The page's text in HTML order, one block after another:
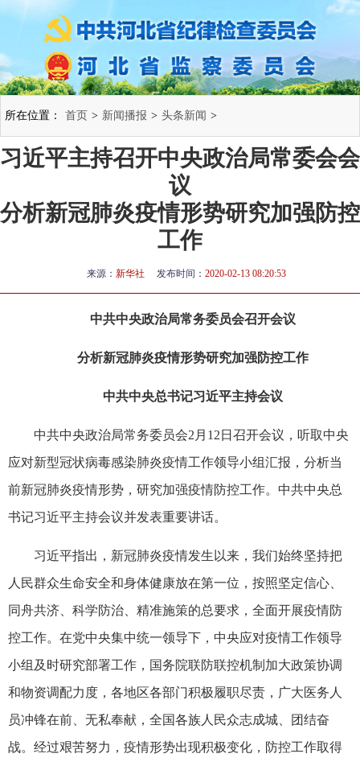
所在位置： 首页 > 新闻播报 > 头条新闻 >
习近平主持召开中央政治局常委会会
议
分析新冠肺炎疫情形势研究加强防控
工作
来源： 新华社 发布时间： 2020-02-13 08:20:53
中共中央政治局常务委员会召开会议
分析新冠肺炎疫情形势研究加强防控工作
中共中央总书记习近平主持会议
中共中央政治局常务委员会2月12日召开会议，听取中央
应对新型冠状病毒感染肺炎疫情工作领导小组汇报，分析当
前新冠肺炎疫情形势，研究加强疫情防控工作。中共中央总
书记习近平主持会议并发表重要讲话。
习近平指出，新冠肺炎疫情发生以来，我们始终坚持把
人民群众生命安全和身体健康放在第一位，按照坚定信心、
同舟共济、科学防治、精准施策的总要求，全面开展疫情防
控工作。在党中央集中统一领导下，中央应对疫情工作领导
小组及时研究部署工作，国务院联防联控机制加大政策协调
和物资调配力度，各地区各部门积极履职尽责，广大医务人
员冲锋在前、无私奉献，全国各族人民众志成城、团结奋
战。经过艰苦努力，疫情形势出现积极变化，防控工作取得